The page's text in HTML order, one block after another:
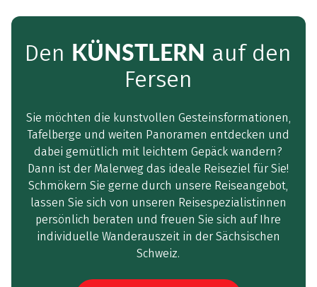
Den KÜNSTLERN auf den
Fersen
Sie möchten die kunstvollen Gesteinsformationen,
Tafelberge und weiten Panoramen entdecken und
dabei gemütlich mit leichtem Gepäck wandern?
Dann ist der Malerweg das ideale Reiseziel für Sie!
Schmökern Sie gerne durch unsere Reiseangebot,
lassen Sie sich von unseren Reisespezialistinnen
persönlich beraten und freuen Sie sich auf Ihre
individuelle Wanderauszeit in der Sächsischen
Schweiz.